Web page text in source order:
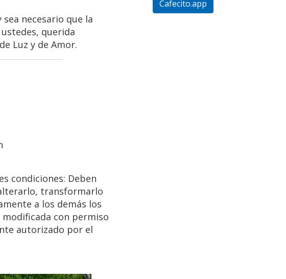
necesario que la
querida
Luz y de Amor.
condiciones: Deben
transformarlo
a los demás los
con permiso
autorizado por el
Cafecito.app